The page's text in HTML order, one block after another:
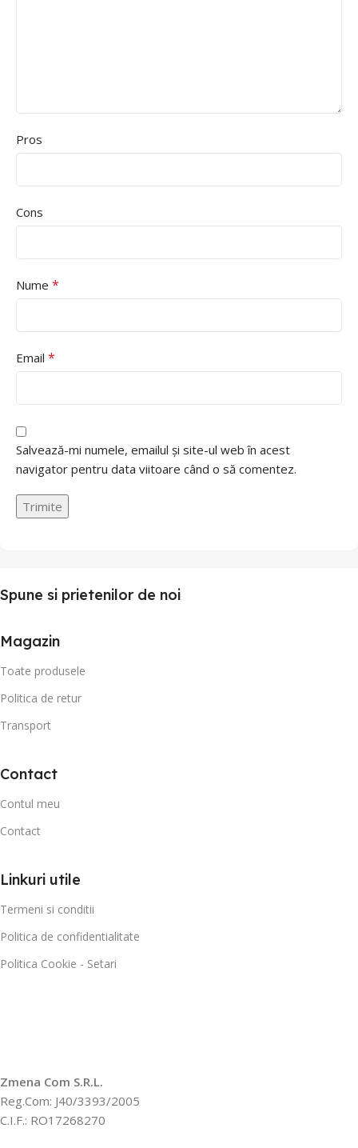
Pros
Cons
Nume *
Email *
Salvează-mi numele, emailul și site-ul web în acest
navigator pentru data viitoare când o să comentez.
Spune si prietenilor de noi
Magazin
Toate produsele
Politica de retur
Transport
Contact
Contul meu
Contact
Linkuri utile
Termeni si conditii
Politica de confidentialitate
Politica Cookie - Setari
Zmena Com S.R.L.
Reg.Com: J40/3393/2005
C.I.F.: RO17268270